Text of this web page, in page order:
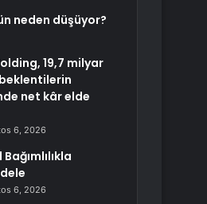
neden düşüyor?
19,7 milyar
net kâr elde
6, 2026
6, 2026